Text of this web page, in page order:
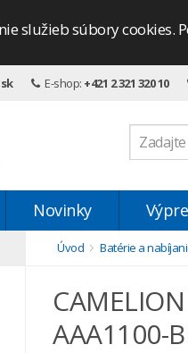
služieb súbory
E-shop: +421 2 321 320 10
Novinky
Úvod Batérie a
AAA1100-